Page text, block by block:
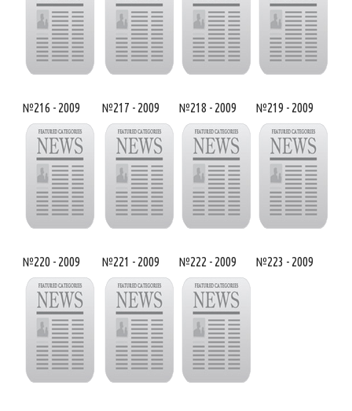
№216 - 2009 №217 - 2009 №218 - 2009 №219 - 2009
№220 - 2009 №221 - 2009 №222 - 2009 №223 - 2009